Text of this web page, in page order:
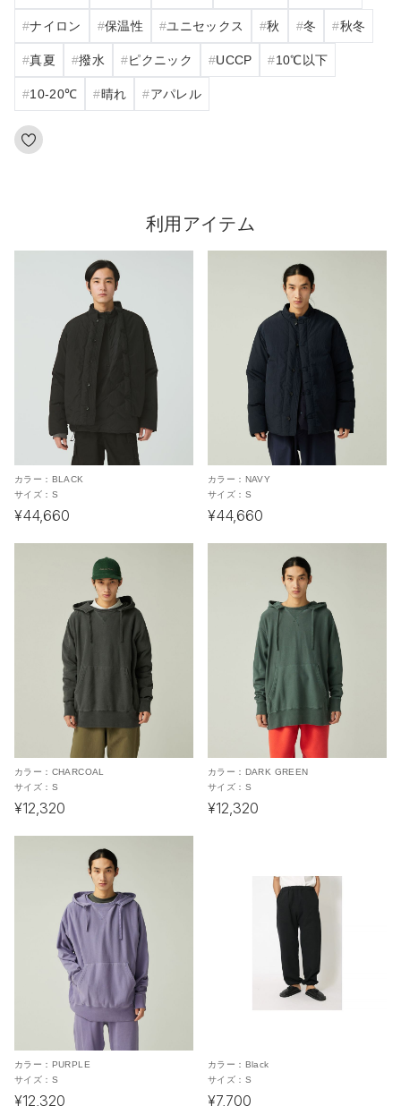
ナイロン 保温性 ユニセックス 秋 冬 秋冬
真夏 撥水 ピクニック UCCP 10℃以下
10‐20℃ 晴れ アパレル
利用アイテム
カラー： BLACK
サイズ： S
¥44,660
カラー： NAVY
サイズ： S
¥44,660
カラー： CHARCOAL
サイズ： S
¥12,320
カラー： DARK GREEN
サイズ： S
¥12,320
カラー： PURPLE
サイズ： S
¥12,320
カラー： Black
サイズ： S
¥7,700